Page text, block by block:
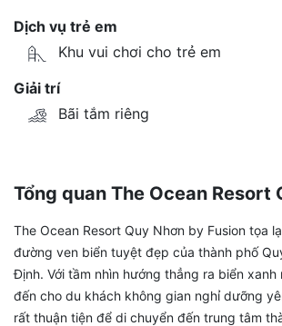
Dịch vụ trẻ em
Khu vui chơi cho trẻ em
Giải trí
Bãi tắm riêng
Tổng quan The Ocean Resort
The Ocean Resort Quy Nhơn by Fusion tọa
đường ven biển tuyệt đẹp của thành phố
Định. Với tầm nhìn hướng thẳng ra biển xanh
đến cho du khách không gian nghỉ dưỡng
rất thuận tiện để di chuyển đến trung tâm